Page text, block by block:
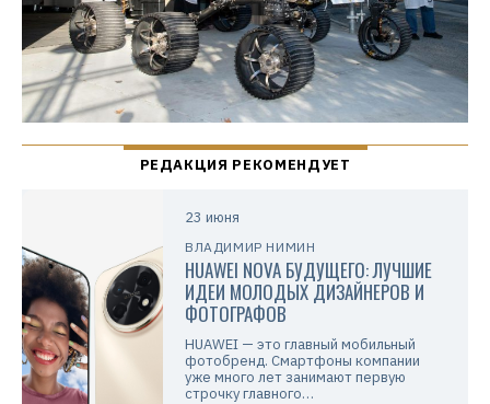
23 июня
ВЛАДИМИР НИМИН
HUAWEI NOVA БУДУЩЕГО: ЛУЧШИЕ
ИДЕИ МОЛОДЫХ ДИЗАЙНЕРОВ И
ФОТОГРАФОВ
HUAWEI — это главный мобильный
фотобренд. Смартфоны компании
уже много лет занимают первую
строчку главного…